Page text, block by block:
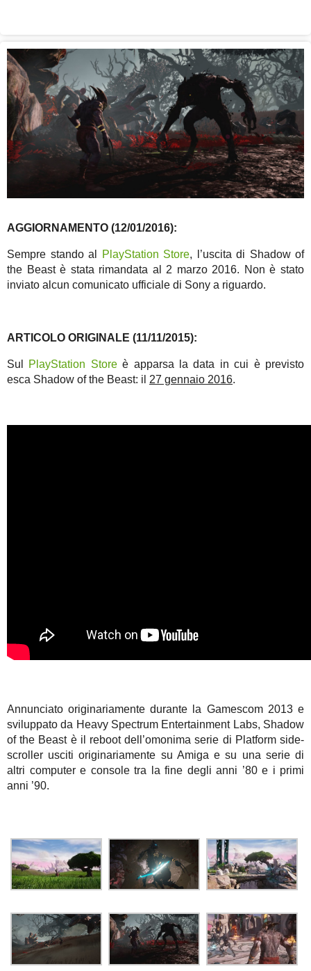
AGGIORNAMENTO (12/01/2016):
Sempre stando al PlayStation Store, l’uscita di Shadow of
the Beast è stata rimandata al 2 marzo 2016. Non è stato
inviato alcun comunicato ufficiale di Sony a riguardo.
ARTICOLO ORIGINALE (11/11/2015):
Sul PlayStation Storeè apparsa la data in cui è previsto
esca Shadow of the Beast: il 27 gennaio 2016.
Annunciato originariamente durante la Gamescom 2013 e
sviluppato da Heavy Spectrum Entertainment Labs, Shadow
of the Beast è il reboot dell’omonima serie di Platform side-
scroller usciti originariamente su Amiga e su una serie di
altri computer e console tra la fine degli anni ’80 e i primi
anni ’90.